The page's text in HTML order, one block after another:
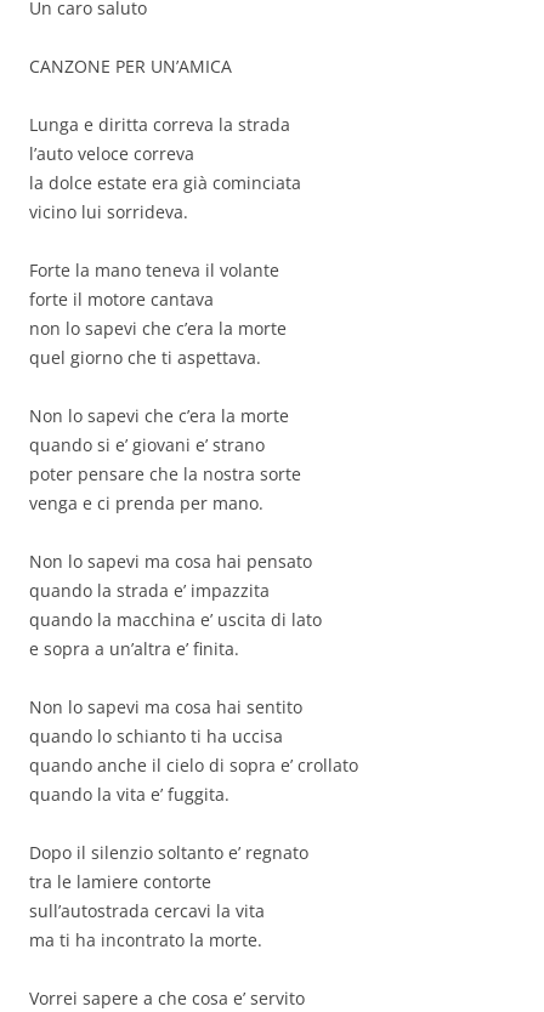
Un caro saluto
CANZONE PER UN’AMICA
Lunga e diritta correva la strada
l’auto veloce correva
la dolce estate era già cominciata
vicino lui sorrideva.
Forte la mano teneva il volante
forte il motore cantava
non lo sapevi che c’era la morte
quel giorno che ti aspettava.
Non lo sapevi che c’era la morte
quando si e’ giovani e’ strano
poter pensare che la nostra sorte
venga e ci prenda per mano.
Non lo sapevi ma cosa hai pensato
quando la strada e’ impazzita
quando la macchina e’ uscita di lato
e sopra a un’altra e’ finita.
Non lo sapevi ma cosa hai sentito
quando lo schianto ti ha uccisa
quando anche il cielo di sopra e’ crollato
quando la vita e’ fuggita.
Dopo il silenzio soltanto e’ regnato
tra le lamiere contorte
sull’autostrada cercavi la vita
ma ti ha incontrato la morte.
Vorrei sapere a che cosa e’ servito